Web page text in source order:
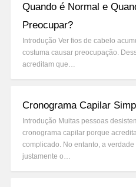
Quando é Normal e
Preocupar?
Introdução Ver fios de cabelo
costuma causar preocupação.
acreditam que…
Cronograma Capilar
Introdução Muitas pessoas
cronograma capilar porque
complicado. No entanto, a verdade
justamente o…